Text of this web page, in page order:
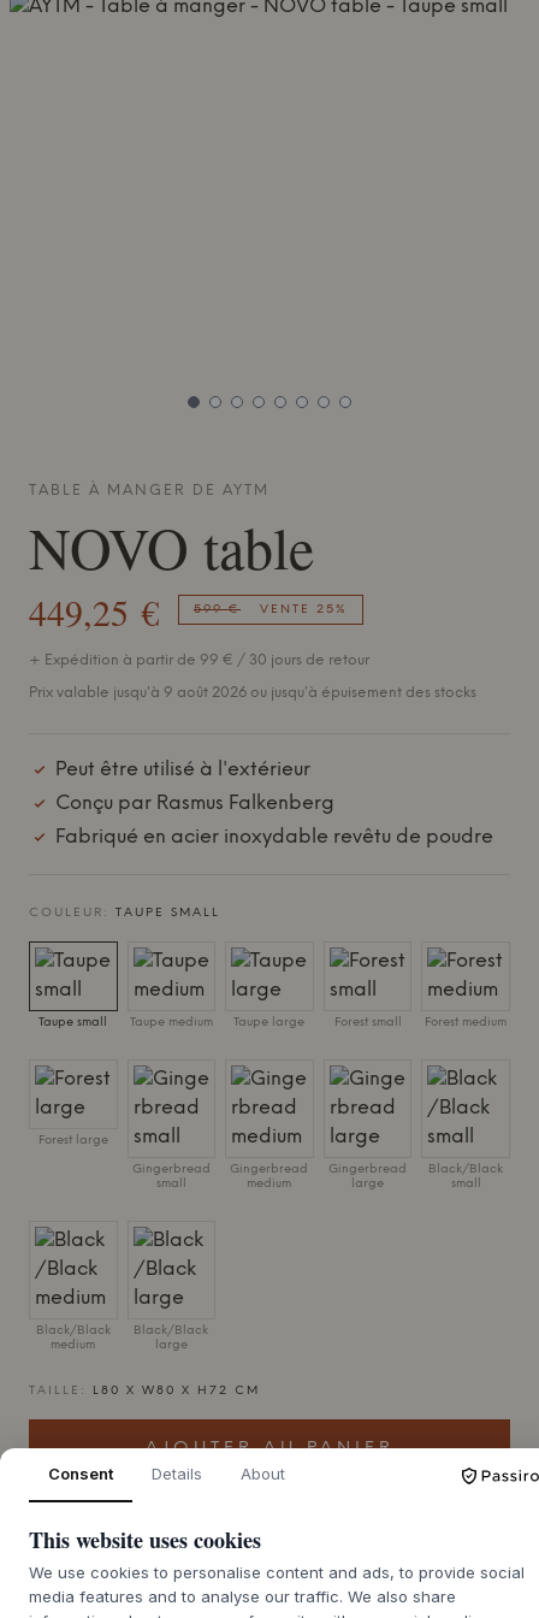
TABLE À MANGER DE AYTM
NOVO table
449,25 € 599 € VENTE 25%
+ Expédition à partir de 99 € / 30 jours de retour
Prix valable jusqu'à 9 août 2026 ou jusqu'à épuisement des stocks
Peut être utilisé à l'extérieur
Conçu par Rasmus Falkenberg
Fabriqué en acier inoxydable revêtu de poudre
COULEUR: TAUPE SMALL
Taupe small Taupe medium Taupe large Forest small Forest medium
Forest large
Gingerbread
small
Gingerbread
medium
Gingerbread
large
Black/Black
small
Black/Black
medium
Black/Black
large
TAILLE: L80 X W80 X H72 CM
AJOUTER AU PANIER
Consent Details About
This website uses cookies
We use cookies to personalise content and ads, to provide social
media features and to analyse our traffic. We also share